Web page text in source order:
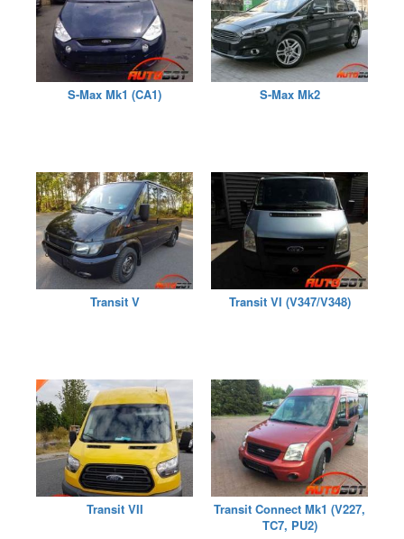
S-Max Mk1 (CA1) S-Max Mk2
Transit V Transit VI (V347/V348)
Transit VII
Transit Connect Mk1 (V227,
TC7, PU2)